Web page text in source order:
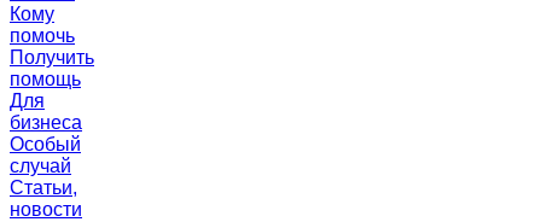
Кому
помочь
Получить
помощь
Для
бизнеса
Особый
случай
Статьи,
новости